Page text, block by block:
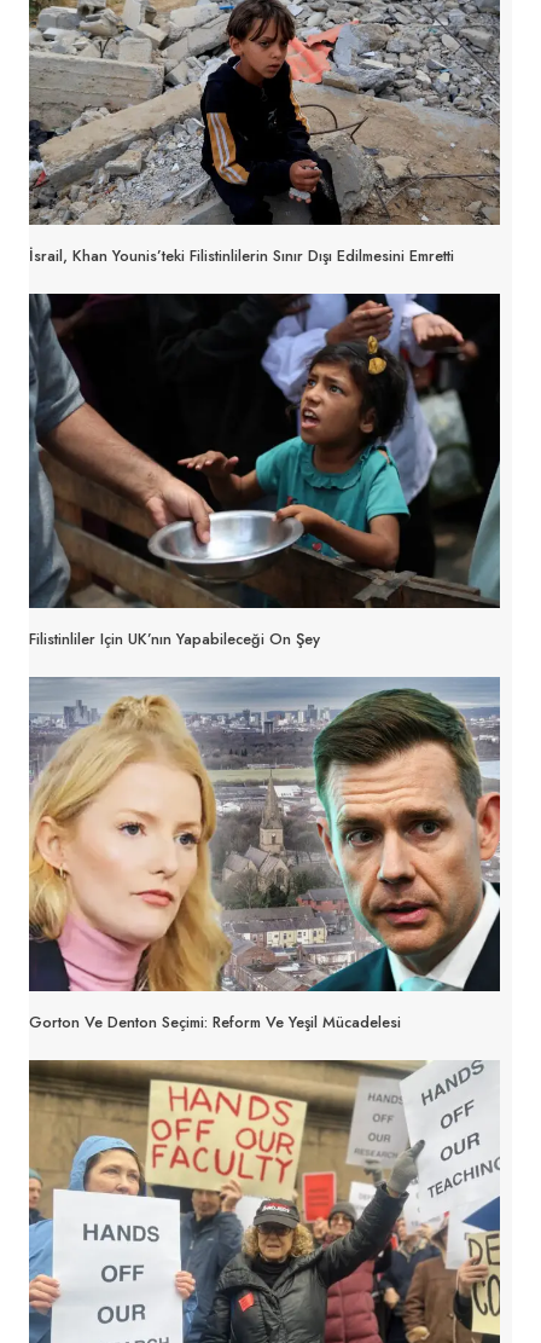
İsrail, Khan Younis’teki Filistinlilerin Sınır Dışı Edilmesini Emretti
Filistinliler Için UK’nın Yapabileceği On Şey
Gorton Ve Denton Seçimi: Reform Ve Yeşil Mücadelesi